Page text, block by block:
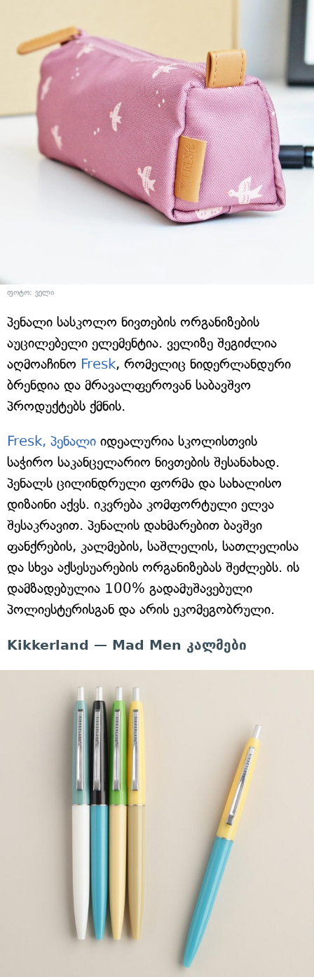
ფოტო: ველი
პენალი სასკოლო ნივთების ორგანიზების
აუცილებელი ელემენტია. ველიზე შეგიძლია
აღმოაჩინო Fresk, რომელიც ნიდერლანდური
ბრენდია და მრავალფეროვან საბავშვო
პროდუქტებს ქმნის.
Fresk, პენალი იდეალურია სკოლისთვის
საჭირო საკანცელარიო ნივთების შესანახად.
პენალს ცილინდრული ფორმა და სახალისო
დიზაინი აქვს. იკვრება კომფორტული ელვა
შესაკრავით. პენალის დახმარებით ბავშვი
ფანქრების, კალმების, საშლელის, სათლელისა
და სხვა აქსესუარების ორგანიზებას შეძლებს. ის
დამზადებულია 100% გადამუშავებული
პოლიესტერისგან და არის ეკომეგობრული.
Kikkerland — Mad Men კალმები